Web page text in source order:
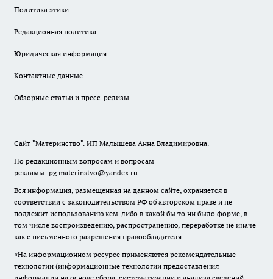
Политика этики
Редакционная политика
Юридическая информация
Контактные данные
Обзорные статьи и пресс-релизы
Сайт "Материнство". ИП Малышева Анна Владимировна.
По редакционным вопросам и вопросам
рекламы: pg.materinstvo@yandex.ru.
Вся информация, размещенная на данном сайте, охраняется в
соответствии с законодательством РФ об авторском праве и не
подлежит использованию кем-либо в какой бы то ни было форме, в
том числе воспроизведению, распространению, переработке не иначе
как с письменного разрешения правообладателя.
«На информационном ресурсе применяются рекомендательные
технологии (информационные технологии предоставления